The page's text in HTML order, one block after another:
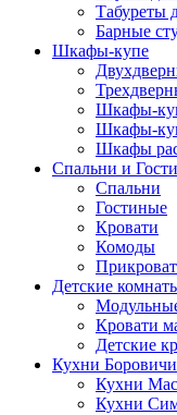
Табуреты
Барные
Шкафы-купе
Шкафы-
Шкафы-
Шкафы
Спальни и
Спальни
Гостиные
Кровати
Комоды
Детские
Кровати
Детские
Кухни Боровичи
Кухни
Кухни